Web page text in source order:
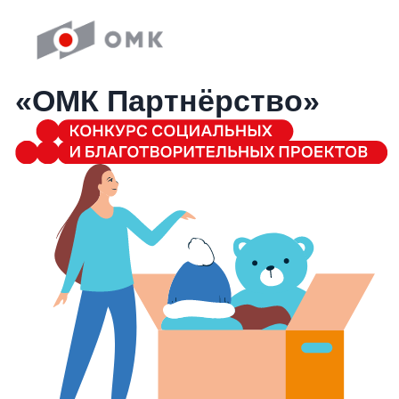
Грантовый конкурс для авторов социальных
и экологических инициатив, которые затрагивают
почти все сферы жизни городов
Начать свой проект